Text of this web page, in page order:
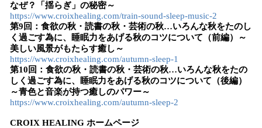
なぜ？「揺らぎ」の秘密～
https://www.croixhealing.com/train-sound-sleep-music-2
第9回：食欲の秋・読書の秋・芸術の秋…いろんな秋をたのし
く過ごす為に、睡眠力をあげる秋のコツについて（前編）～
美しい風景がもたらす癒し～
https://www.croixhealing.com/autumn-sleep-1
第10回：食欲の秋・読書の秋・芸術の秋…いろんな秋をたの
しく過ごす為に、睡眠力をあげる秋のコツについて（後編）
～青色と音楽が持つ癒しのパワー～
https://www.croixhealing.com/autumn-sleep-2
CROIX HEALING ホームページ